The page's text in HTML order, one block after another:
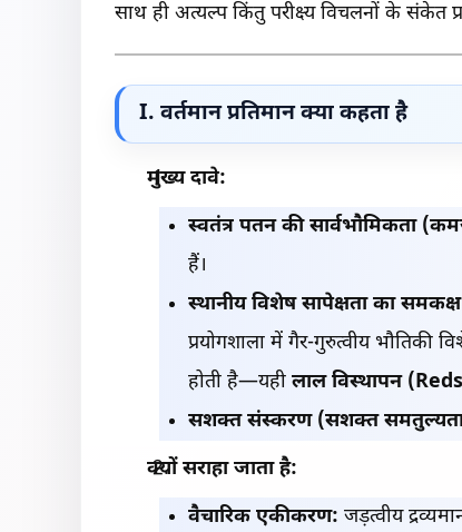
साथ ही अत्यल्प किंतु परीक्ष्य विचलनों के संकेत
I. वर्तमान प्रतिमान क्या कहता है
मुख्य दावे:
स्वतंत्र पतन की सार्वभौमिकता
हैं।
स्थानीय विशेष सापेक्षता का
प्रयोगशाला में गैर-गुरुत्वीय भौतिकी
होती है—यहीलाल विस्थापन
सशक्त संस्करण (सशक्त समतुल्यता
क्यों सराहा जाता है:
वैचारिक एकीकरण: जड़त्वीय